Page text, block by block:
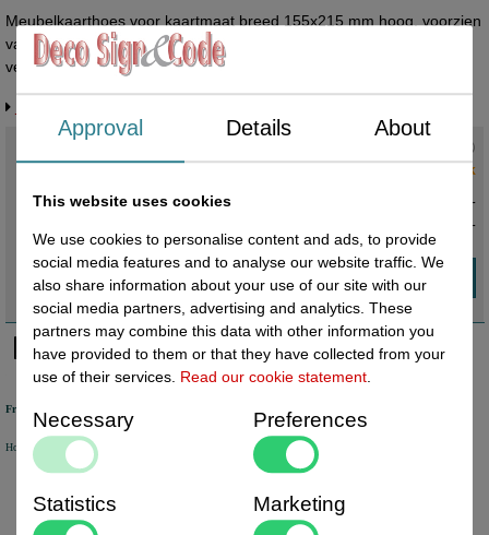
Meubelkaarthoes voor kaartmaat breed 155x215 mm hoog, voorzien
van klep (sluit niet helmaal af) (Ook voor Din A5) Speciaal etui met
verstevigde rand en verstevigd (met een diameter van 3mm).
Daardoor geschikt voor het aanschieten met pins/riddersporen. Per
100 stuks. Geschikt voor gebruik bij tuinmeubelen, plantenn etc.
Hiervoor wordt gebruikt nieuwe EU-folie welke niet gerecycled is, en
bevat de toegelaten weekmaker DOTP. (ook geschikt voor
daarna enkel met diameter 5mm leverbaar. Meubelkaarthoes -
portrait - Tweezijdig zichtbare kaarthouder - Verstevigde rand en
oogje - Uitvoering met klep - Kleur: transparant - Materiaal: PVC -
Materiaaldikte: 140 micron - Afmeting buitenmaat: 160x245mm -
Verkocht per: 100 stuks - Prijs per: 100 stuks Een meubelkaarthoes
is een stevige oplossing voor het presenteren van uw boodschap.
1 in stock
€ 62,50 excl. VAT
incl. VAT
Free shipping
Holland from €50 excl. VAT Belgium from €80 excl. VAT Germany from €80 excl. VAT
Approval Details About
This website uses cookies
We use cookies to personalise content and ads, to provide
social media features and to analyse our website traffic. We
also share information about your use of our site with our
social media partners, advertising and analytics. These
partners may combine this data with other information you
have provided to them or that they have collected from your
use of their services. Read our cookie statement.
Necessary Preferences
Statistics Marketing